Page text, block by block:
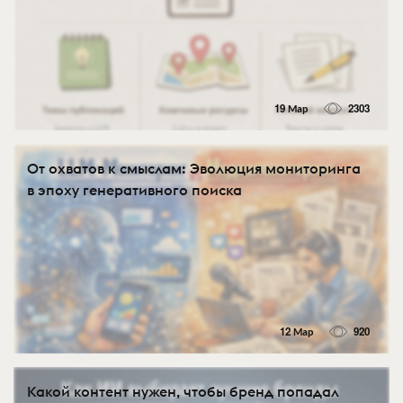
19 Мар 2303
От охватов к смыслам: Эволюция мониторинга
в эпоху генеративного поиска
12 Мар 920
Какой контент нужен, чтобы бренд попадал